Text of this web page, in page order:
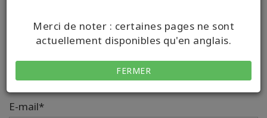
Merci de noter : certaines pages ne sont
actuellement disponibles qu'en anglais.
FERMER
E-mail*